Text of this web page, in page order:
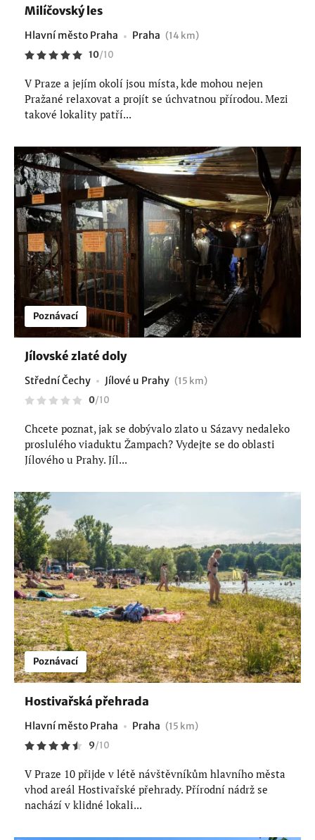
Milíčovský les
Hlavní město Praha Praha (14 km)
10/10
V Praze a jejím okolí jsou místa, kde mohou nejen
Pražané relaxovat a projít se úchvatnou přírodou. Mezi
takové lokality patří...
Poznávací
Jílovské zlaté doly
Střední Čechy Jílové u Prahy (15 km)
0/10
Chcete poznat, jak se dobývalo zlato u Sázavy nedaleko
proslulého viaduktu Žampach? Vydejte se do oblasti
Jílového u Prahy. Jíl...
Poznávací
Hostivařská přehrada
Hlavní město Praha Praha (15 km)
9/10
V Praze 10 přijde v létě návštěvníkům hlavního města
vhod areál Hostivařské přehrady. Přírodní nádrž se
nachází v klidné lokali...